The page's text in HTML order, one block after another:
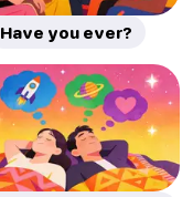
Have you ever?